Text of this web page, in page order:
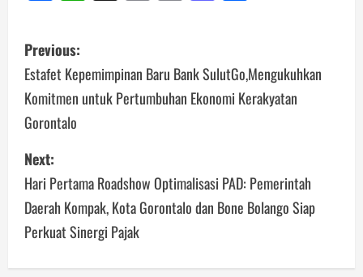
Post
navigation
Previous:
Estafet Kepemimpinan Baru Bank SulutGo,Mengukuhkan
Komitmen untuk Pertumbuhan Ekonomi Kerakyatan
Gorontalo
Next:
Hari Pertama Roadshow Optimalisasi PAD: Pemerintah
Daerah Kompak, Kota Gorontalo dan Bone Bolango Siap
Perkuat Sinergi Pajak